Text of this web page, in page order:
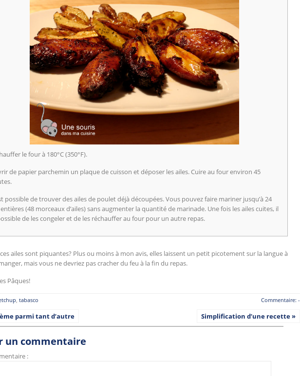
le four à 180°C (350°F).
de papier parchemin un plaque de cuisson et déposer les ailes. Cuire au four environ 45
possible de trouver des ailes de poulet déjà découpées. Vous pouvez faire mariner jusqu’à 24
(48 morceaux d’ailes) sans augmenter la quantité de marinade. Une fois les ailes cuites, il
de les congeler et de les réchauffer au four pour un autre repas.
ailes sont piquantes? Plus ou moins à mon avis, elles laissent un petit picotement sur la langue à
mais vous ne devriez pas cracher du feu à la fin du repas.
Pâques!
Commentaire: -
, tabasco
parmi tant d’autre Simplification d’une recette »
un commentaire
: